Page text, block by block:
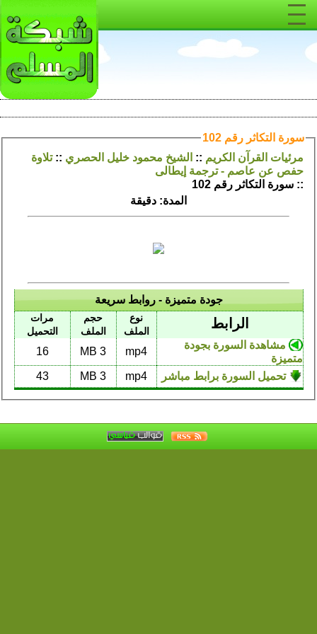
سورة التكاثر رقم 102
مرئيات القرآن الكريم :: الشيخ محمود خليل الحصري ::تلاوة
حفص عن عاصم - ترجمة إيطالى
:: سورة التكاثر رقم 102
المدة: دقيقة
جودة متميزة - روابط سريعة
الرابط
نوع
الملف
حجم
الملف
مرات
التحميل
مشاهدة السورة بجودة
متميزة
mp4
3 MB
16
تحميل السورة برابط مباشر mp4
3 MB
43